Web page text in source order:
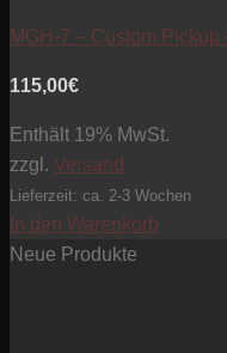
MGH-7 – Custom Pickup
115,00€
Enthält 19% MwSt.
zzgl. Versand
Lieferzeit: ca. 2-3 Wochen
In den Warenkorb
Neue Produkte